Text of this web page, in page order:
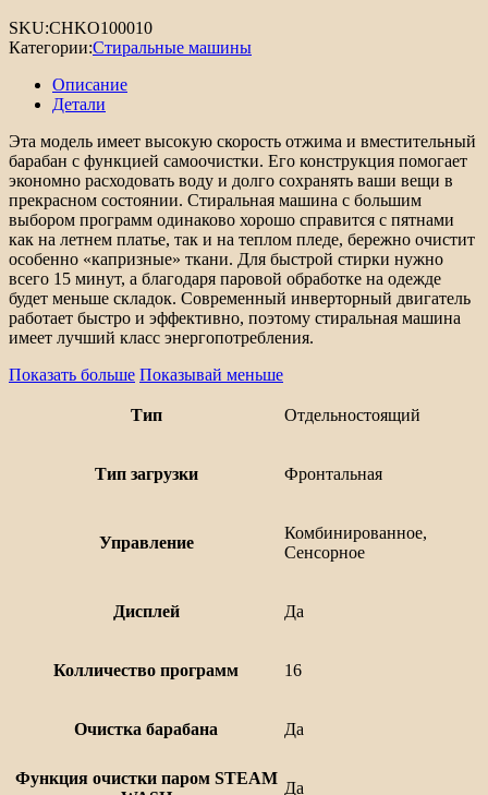
SKU:CHKO100010
Категории:Стиральные машины
Описание
Детали
Эта модель имеет высокую скорость отжима и вместительный
барабан с функцией самоочистки. Его конструкция помогает
экономно расходовать воду и долго сохранять ваши вещи в
прекрасном состоянии. Стиральная машина с большим
выбором программ одинаково хорошо справится с пятнами
как на летнем платье, так и на теплом пледе, бережно очистит
особенно «капризные» ткани. Для быстрой стирки нужно
всего 15 минут, а благодаря паровой обработке на одежде
будет меньше складок. Современный инверторный двигатель
работает быстро и эффективно, поэтому стиральная машина
имеет лучший класс энергопотребления.
Показать больше Показывай меньше
Тип Отдельностоящий
Тип загрузки Фронтальная
Управление
Комбинированное,
Сенсорное
Дисплей Да
Колличество программ 16
Очистка барабана Да
Функция очистки паром STEAM
Да